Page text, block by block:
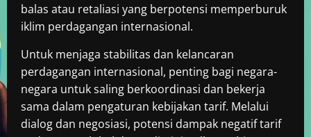
balas atau retaliasi yang berpotensi memperburuk
iklim perdagangan internasional.
Untuk menjaga stabilitas dan kelancaran
perdagangan internasional, penting bagi negara-
negara untuk saling berkoordinasi dan bekerja
sama dalam pengaturan kebijakan tarif. Melalui
dialog dan negosiasi, potensi dampak negatif tarif